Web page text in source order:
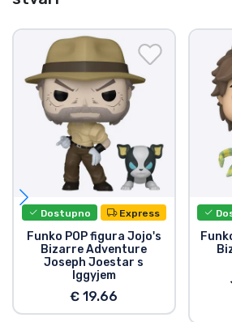
Dostupno Express
Funko POP figura Jojo's
Bizarre Adventure
Joseph Joestar s
Iggyjem
€ 19.66